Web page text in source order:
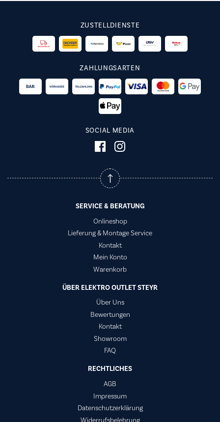
ZUSTELLDIENSTE
ZAHLUNGSARTEN
SOCIAL MEDIA
SERVICE & BERATUNG
Onlineshop
Lieferung & Montage Service
Kontakt
Mein Konto
Warenkorb
ÜBER ELEKTRO OUTLET STEYR
Über Uns
Bewertungen
Kontakt
Showroom
FAQ
RECHTLICHES
AGB
Impressum
Datenschutzerklärung